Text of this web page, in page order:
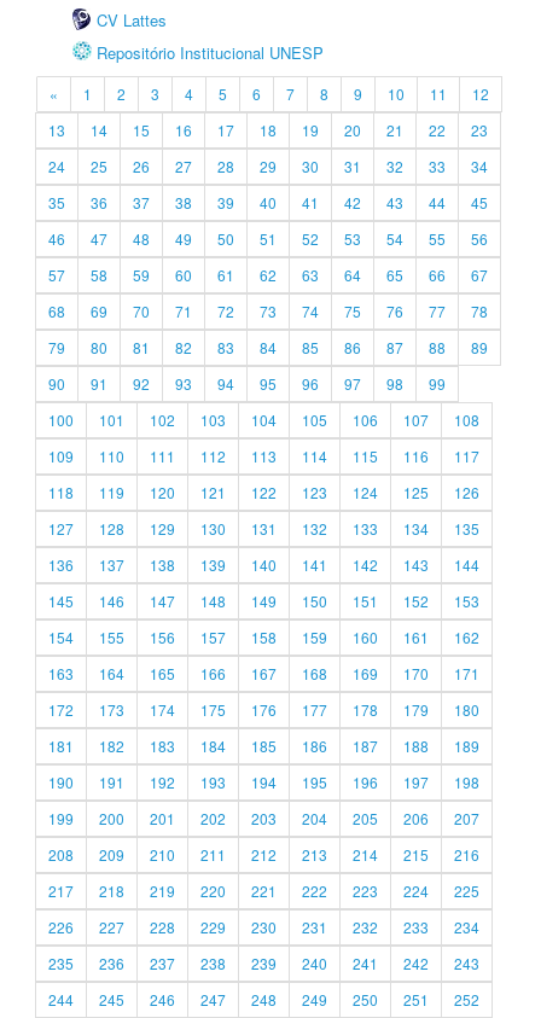
CV Lattes
Repositório Institucional UNESP
« 1 2 3 4 5 6 7 8 9 10 11
12
13
14 15 16 17 18 19 20 21 22
23
24
25 26 27 28 29 30 31 32 33
34
35
36 37 38 39 40 41 42 43 44
45
46
47 48 49 50 51 52 53 54 55
56
57
58 59 60 61 62 63 64 65 66
67
68
69 70 71 72 73 74 75 76 77
78
79
80 81 82 83 84 85 86 87 88
89
90
91 92 93 94 95 96 97 98
99
100
101 102 103 104 105 106 107
108
109
110 111 112 113 114 115 116
117
118
119 120 121 122 123 124 125
126
127
128 129 130 131 132 133 134
135
136
137 138 139 140 141 142 143
144
145
146 147 148 149 150 151 152
153
154
155 156 157 158 159 160 161
162
163
164 165 166 167 168 169 170
171
172
173 174 175 176 177 178 179
180
181
182 183 184 185 186 187 188
189
190
191 192 193 194 195 196 197
198
199
200 201 202 203 204 205 206
207
208
209 210 211 212 213 214 215
216
217
218 219 220 221 222 223 224
225
226
227 228 229 230 231 232 233
234
235
236 237 238 239 240 241 242
243
244
245 246 247 248 249 250 251 252